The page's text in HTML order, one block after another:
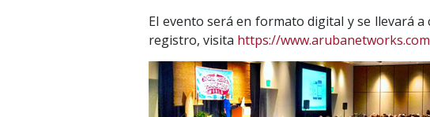
El evento será en formato digital y se llevará
registro, visita https://